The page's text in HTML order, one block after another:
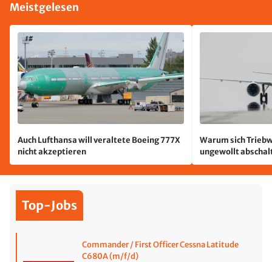
Meistgelesen
Auch Lufthansa will veraltete Boeing 777X
nicht akzeptieren
Warum sich
ungewollt
passiert
Top-Jobs
Commander / First Officer Cessna Latitude
C680A (m/f/d)